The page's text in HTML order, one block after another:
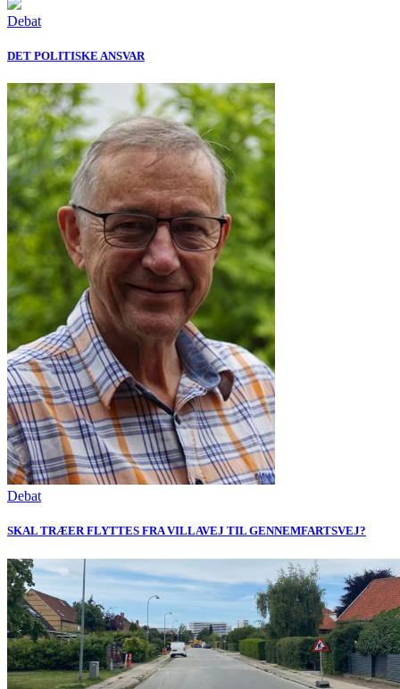
Debat
DET POLITISKE ANSVAR
Debat
SKAL TRÆER FLYTTES FRA VILLAVEJ TIL GENNEMFARTSVEJ?